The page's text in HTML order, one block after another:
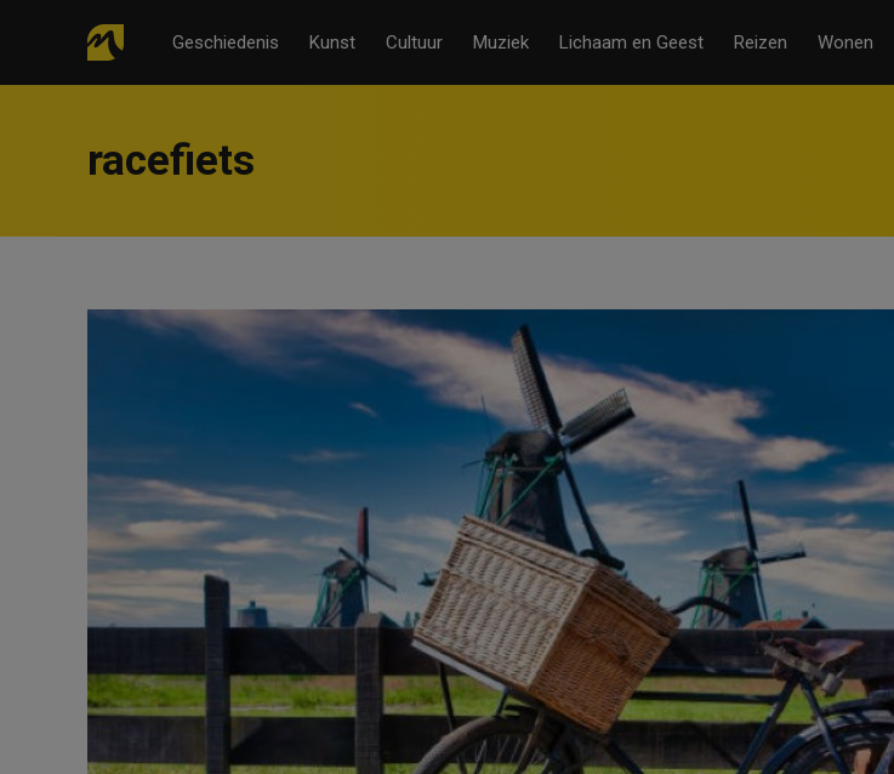
Geschiedenis Kunst Cultuur Muziek Lichaam en Geest Reizen Wonen
racefiets